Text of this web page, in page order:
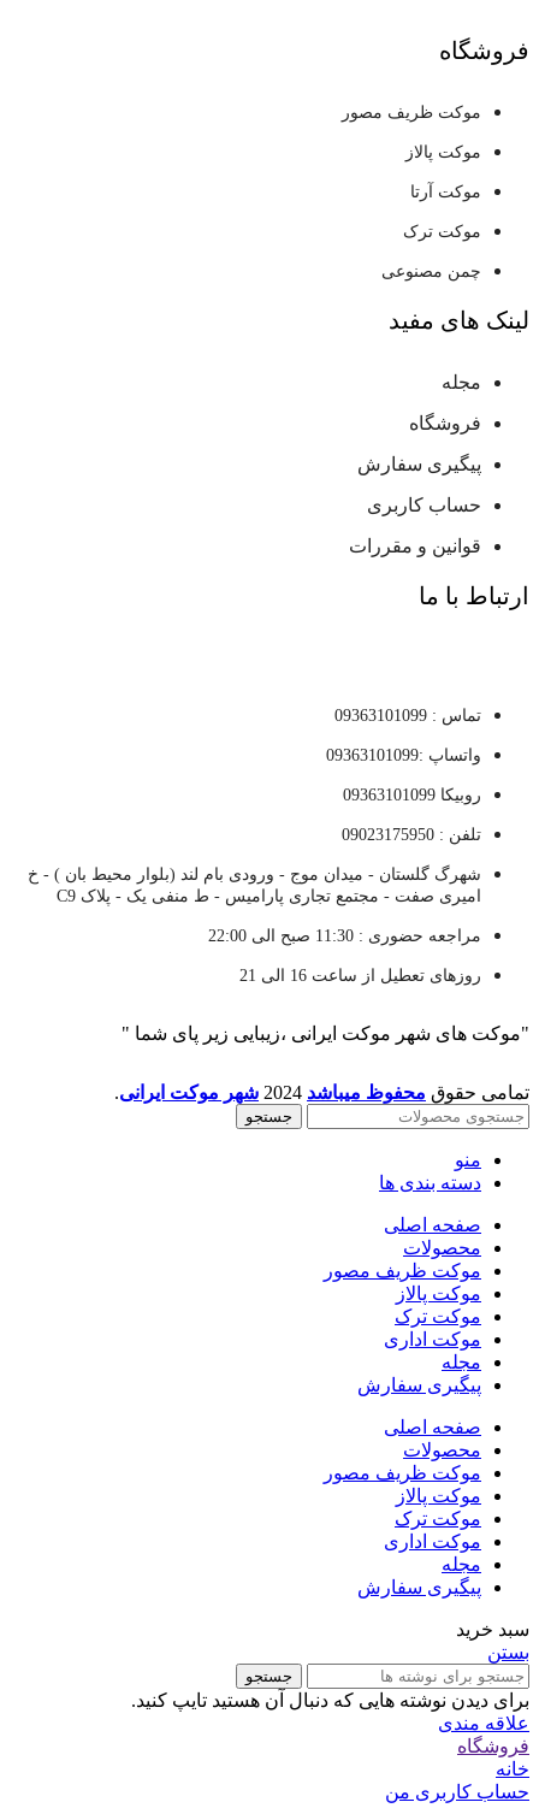
فروشگاه
موکت ظریف مصور
موکت پالاز
موکت آرتا
موکت ترک
چمن مصنوعی
لینک های مفید
مجله
فروشگاه
پیگیری سفارش
حساب کاربری
قوانین و مقررات
ارتباط با ما
تماس : 09363101099
واتساپ :09363101099
روبیکا 09363101099
تلفن : 09023175950
شهرگ گلستان - میدان موج - ورودی بام لند (بلوار محیط بان ) - خ
امیری صفت - مجتمع تجاری پارامیس - ط منفی یک - پلاک C9
مراجعه حضوری : 11:30 صبح الی 22:00
روزهای تعطیل از ساعت 16 الی 21
"موکت های شهر موکت ایرانی ،زیبایی زیر پای شما "
تمامی حقوق محفوظ میباشد شهر موکت ایرانی.
جستجو
منو
دسته بندی ها
صفحه اصلی
محصولات
موکت ظریف مصور
موکت پالاز
موکت ترک
موکت اداری
مجله
پیگیری سفارش
صفحه اصلی
محصولات
موکت ظریف مصور
موکت پالاز
موکت ترک
موکت اداری
مجله
پیگیری سفارش
سبد خرید
بستن
جستجو
برای دیدن نوشته هایی که دنبال آن هستید تایپ کنید.
علاقه مندی
فروشگاه
خانه
حساب کاربری من